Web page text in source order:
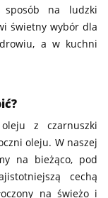
sposób na ludzki
świetny wybór dla
a w kuchni
z czarnuszki
oleju. W naszej
na bieżąco, pod
cechą
na świeżo i